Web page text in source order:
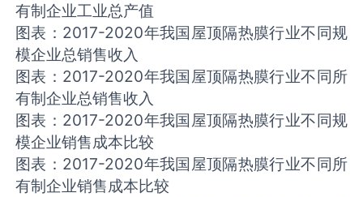
有制企业工业总产值
图表：2017-2020年我国屋顶隔热膜行业不同规
模企业总销售收入
图表：2017-2020年我国屋顶隔热膜行业不同所
有制企业总销售收入
图表：2017-2020年我国屋顶隔热膜行业不同规
模企业销售成本比较
图表：2017-2020年我国屋顶隔热膜行业不同所
有制企业销售成本比较